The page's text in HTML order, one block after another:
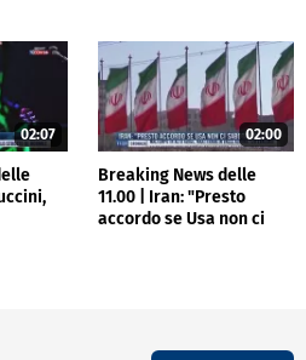
02:07 02:00
Breaking News delle
11.00 | Iran: "Presto
accordo se Usa non ci